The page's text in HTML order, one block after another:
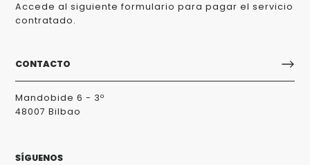
Accede al siguiente formulario para pagar el servicio
contratado.
CONTACTO
Mandobide 6 - 3º
48007 Bilbao
SÍGUENOS